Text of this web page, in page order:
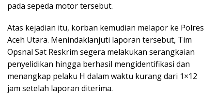
pada sepeda motor tersebut.
Atas kejadian itu, korban kemudian melapor ke Polres
Aceh Utara. Menindaklanjuti laporan tersebut, Tim
Opsnal Sat Reskrim segera melakukan serangkaian
penyelidikan hingga berhasil mengidentifikasi dan
menangkap pelaku H dalam waktu kurang dari 1×12
jam setelah laporan diterima.